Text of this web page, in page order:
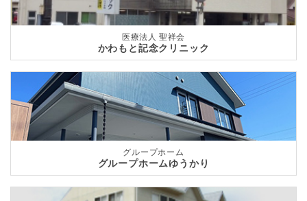
医療法人 聖祥会
かわもと記念クリニック
グループホーム
グループホームゆうかり